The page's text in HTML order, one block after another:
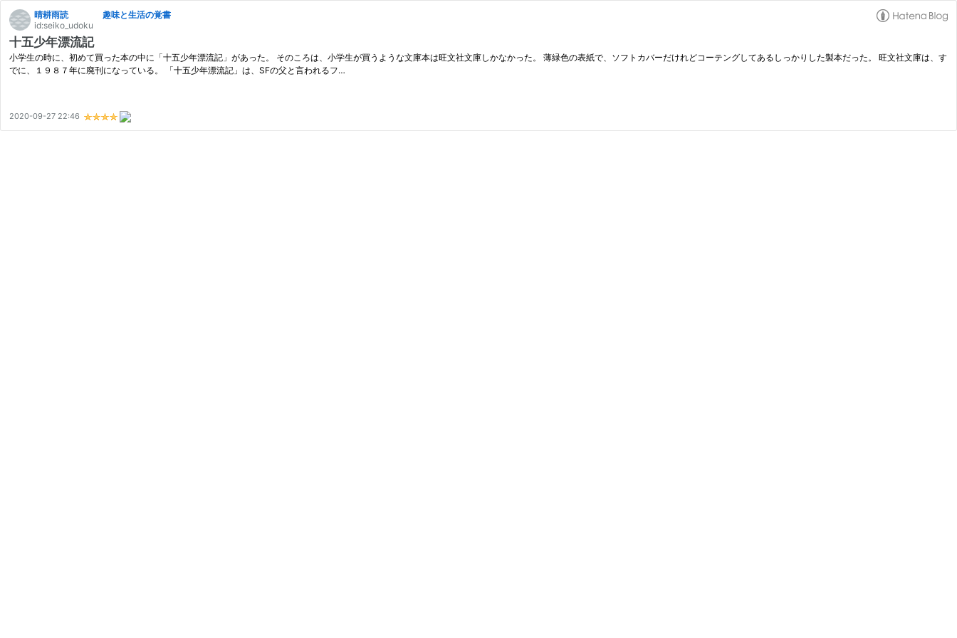
晴耕雨読 趣味と生活の覚書
id:seiko_udoku
十五少年漂流記
小学生の時に、初めて買った本の中に「十五少年漂流記」があった。 そのころは、小学生が買うような文庫本は旺文社文庫しかなかった。 薄緑色の表紙で、ソフトカバーだけれどコーテングしてあるしっかりした製本だった。 旺文社文庫は、す
でに、１９８７年に廃刊になっている。 「十五少年漂流記」は、SFの父と言われるフ…
2020-09-27 22:46